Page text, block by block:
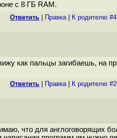
с 8 ГБ RAM.
Ответить Правка| К родителю
как пальцы загибаешь, на
Ответить Правка| К родителю
что для англоговорящих